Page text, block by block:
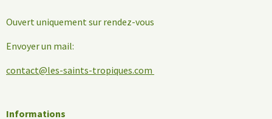
Ouvert uniquement sur rendez-vous
Envoyer un mail:
contact@les-saints-tropiques.com
Informations